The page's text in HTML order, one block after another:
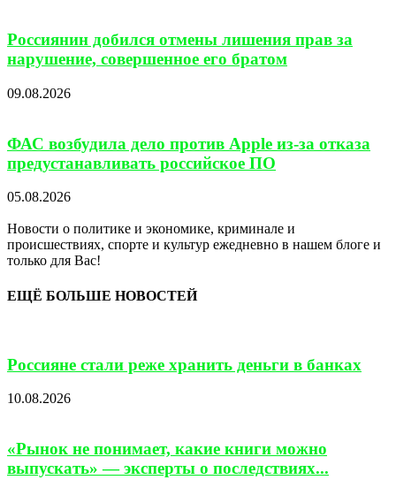
Россиянин добился отмены лишения прав за
нарушение, совершенное его братом
09.08.2026
ФАС возбудила дело против Apple из-за отказа
предустанавливать российское ПО
05.08.2026
Новости о политике и экономике, криминале и
происшествиях, спорте и культур ежедневно в нашем блоге и
только для Вас!
ЕЩЁ БОЛЬШЕ НОВОСТЕЙ
Россияне стали реже хранить деньги в банках
10.08.2026
«Рынок не понимает, какие книги можно
выпускать» — эксперты о последствиях...